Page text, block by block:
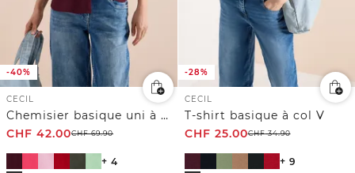
-40%
CECIL
Chemisier basique uni à manches courtes
CHF 42.00CHF69.90
+ 4
-28%
CECIL
T-shirt basique à col V
CHF 25.00CHF34.90
+ 9